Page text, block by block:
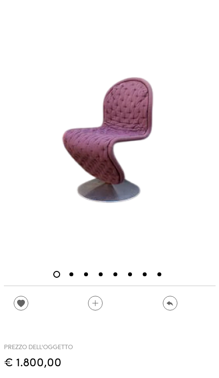
PREZZO DELL'OGGETTO
€ 1.800,00